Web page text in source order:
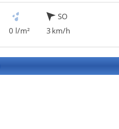
0 l/m²
SO
3 km/h